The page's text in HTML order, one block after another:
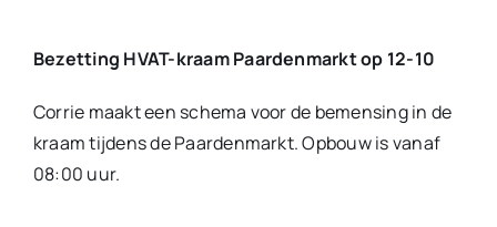
Bezetting HVAT-kraam Paardenmarkt op 12-10
Corrie maakt een schema voor de bemensing in de
kraam tijdens de Paardenmarkt. Opbouw is vanaf
08:00 uur.